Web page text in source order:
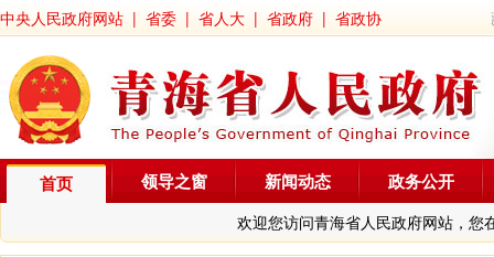
中央人民政府网站 | 省委 | 省人大 | 省政府 | 省政协
首页
欢迎您访问青海省人民政府网站，您
领导之窗 新闻动态 政务公开